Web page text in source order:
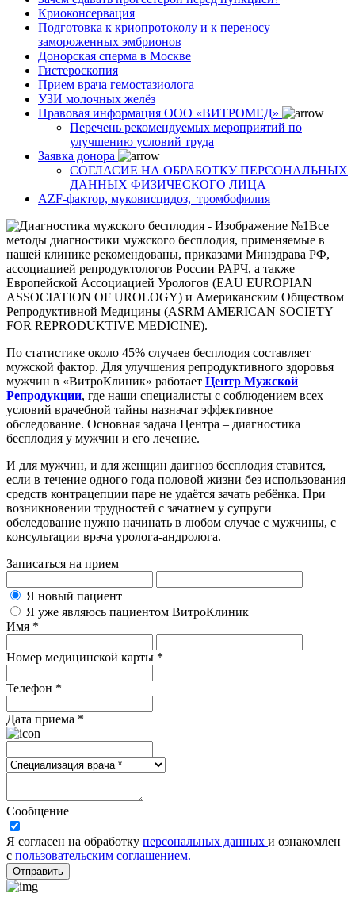
Криоконсервация
Подготовка к криопротоколу и к переносу
замороженных эмбрионов
Донорская сперма в Москве
Гистероскопия
Прием врача гемостазиолога
УЗИ молочных желёз
Правовая информация ООО «ВИТРОМЕД»
Перечень рекомендуемых мероприятий по
улучшению условий труда
Заявка донора
СОГЛАСИЕ НА ОБРАБОТКУ ПЕРСОНАЛЬНЫХ
ДАННЫХ ФИЗИЧЕСКОГО ЛИЦА
AZF-фактор, муковисцидоз, тромбофилия
Все
методы диагностики мужского бесплодия, применяемые в
нашей клинике рекомендованы, приказами Минздрава РФ,
ассоциацией репродуктологов России РАРЧ, а также
Европейской Ассоциацией Урологов (EAU EUROPIAN
ASSOCIATION OF UROLOGY) и Американским Обществом
Репродуктивной Медицины (ASRM AMERICAN SOCIETY
FOR REPRODUKTIVE MEDICINE).
По статистике около 45% случаев бесплодия составляет
мужской фактор. Для улучшения репродуктивного здоровья
мужчин в «ВитроКлиник» работает Центр Мужской
Репродукции, где наши специалисты с соблюдением всех
условий врачебной тайны назначат эффективное
обследование. Основная задача Центра – диагностика
бесплодия у мужчин и его лечение.
И для мужчин, и для женщин даигноз бесплодия ставится,
если в течение одного года половой жизни без использования
средств контрацепции паре не удаётся зачать ребёнка. При
возникновении трудностей с зачатием у супруги
обследование нужно начинать в любом случае с мужчины, с
консультации врача уролога-андролога.
Записаться на прием
Я новый пациент
Я уже являюсь пациентом ВитроКлиник
Имя *
Номер медицинской карты *
Телефон *
Дата приема *
Сообщение
Я согласен на обработку персональных данных и ознакомлен
с пользовательским соглашением.
Отправить